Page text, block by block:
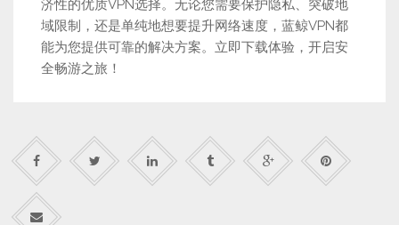
济性的优质VPN选择。无论您需要保护隐私、突破地
域限制，还是单纯地想要提升网络速度，蓝鲸VPN都
能为您提供可靠的解决方案。立即下载体验，开启安
全畅游之旅！